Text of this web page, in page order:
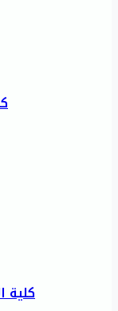
كلية